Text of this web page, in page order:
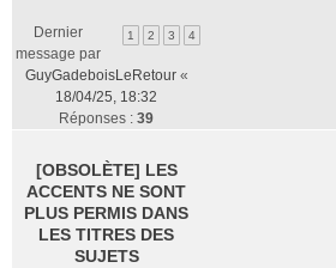
1 2 3 4
Dernier
message par
GuyGadeboisLeRetour«
18/04/25, 18:32
Réponses : 39
[OBSOLÈTE] LES
ACCENTS NE SONT
PLUS PERMIS DANS
LES TITRES DES
SUJETS